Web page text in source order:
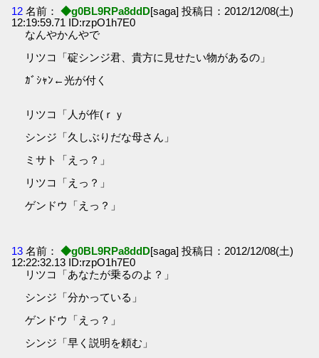
12 名前： ◆g0BL9RPa8ddD[saga] 投稿日：2012/12/08(土)
12:19:59.71 ID:rzpO1h7E0
なんやかんやで
リツコ「碇シンジ君、貴方に見せたい物があるの」
ｶﾞｼｬﾝ←光が付く
リツコ「人が作(ｒｙ
シンジ「久しぶりだな母さん」
ミサト「えっ？」
リツコ「えっ？」
ゲンドウ「えっ？」
13 名前： ◆g0BL9RPa8ddD[saga] 投稿日：2012/12/08(土)
12:22:32.13 ID:rzpO1h7E0
リツコ「あなたが乗るのよ？」
シンジ「分かっている」
ゲンドウ「えっ？」
シンジ「早く説明を頼む」